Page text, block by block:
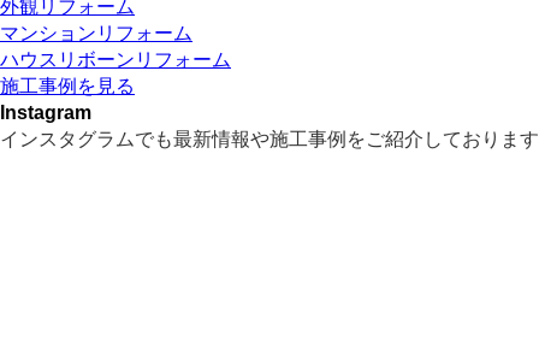
外観リフォーム
マンションリフォーム
ハウスリボーンリフォーム
施工事例を見る
Instagram
インスタグラムでも最新情報や施工事例をご紹介しております